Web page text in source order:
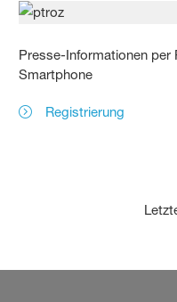
Presse-Informationen per
Smartphone
Registrierung